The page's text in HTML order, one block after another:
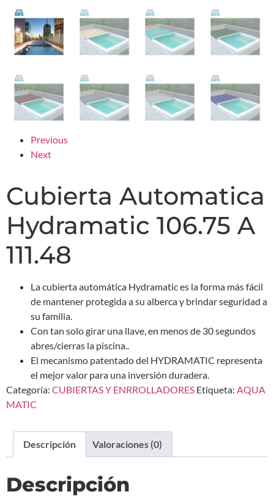
Previous
Next
Cubierta Automatica
Hydramatic 106.75 A
111.48
La cubierta automática Hydramatic es la forma más fácil
de mantener protegida a su alberca y brindar seguridad a
su familia.
Con tan solo girar una llave, en menos de 30 segundos
abres/cierras la piscina..
El mecanismo patentado del HYDRAMATIC representa
el mejor valor para una inversión duradera.
Categoría: CUBIERTAS Y ENRROLLADORES Etiqueta: AQUA
MATIC
Descripción Valoraciones (0)
Descripción